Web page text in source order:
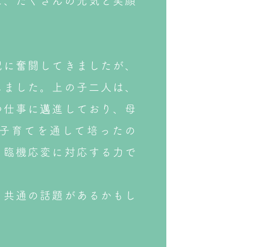
奮闘してきましたが、
した。上の子二人は、
事に邁進しており、母
育てを通して培ったの
機応変に対応する力で
通の話題があるかもし